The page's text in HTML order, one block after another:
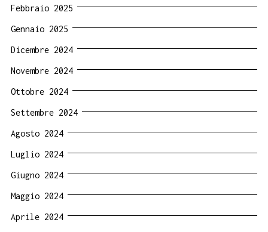
Febbraio 2025
Gennaio 2025
Dicembre 2024
Novembre 2024
Ottobre 2024
Settembre 2024
Agosto 2024
Luglio 2024
Giugno 2024
Maggio 2024
Aprile 2024